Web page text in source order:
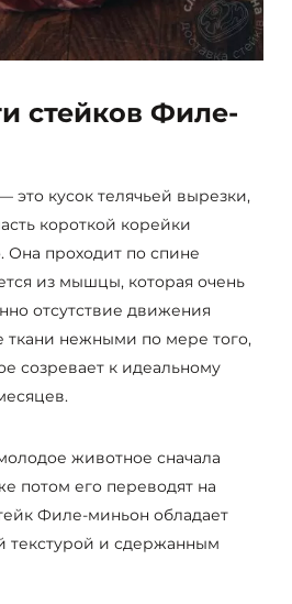
стейков Филе-
это кусок телячьей вырезки,
короткой корейки
Она проходит по спине
из мышцы, которая очень
отсутствие движения
ткани нежными по мере того,
созревает к идеальному
животное сначала
потом его переводят на
Филе-миньон обладает
текстурой и сдержанным